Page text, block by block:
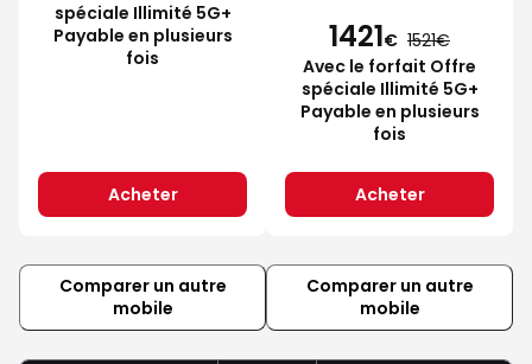
spéciale Illimité 5G+
Payable en plusieurs
fois
Acheter
1421€ 1521
Avec le forfait Offre
spéciale Illimité 5G+
Payable en plusieurs
fois
Acheter
Comparer un autre
mobile
Comparer un autre
mobile